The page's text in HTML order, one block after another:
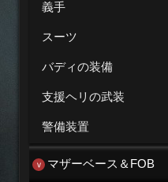
義手
スーツ
バディの装備
支援ヘリの武装
警備装置
マザーベース＆FOB